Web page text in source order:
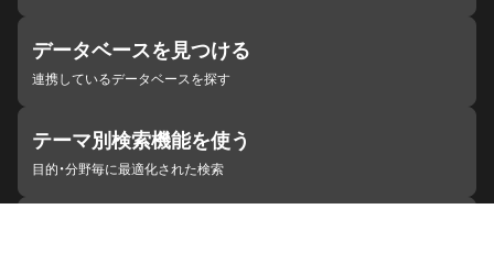
データベースを見つける
連携しているデータベースを探す
テーマ別検索機能を使う
目的・分野毎に最適化された検索